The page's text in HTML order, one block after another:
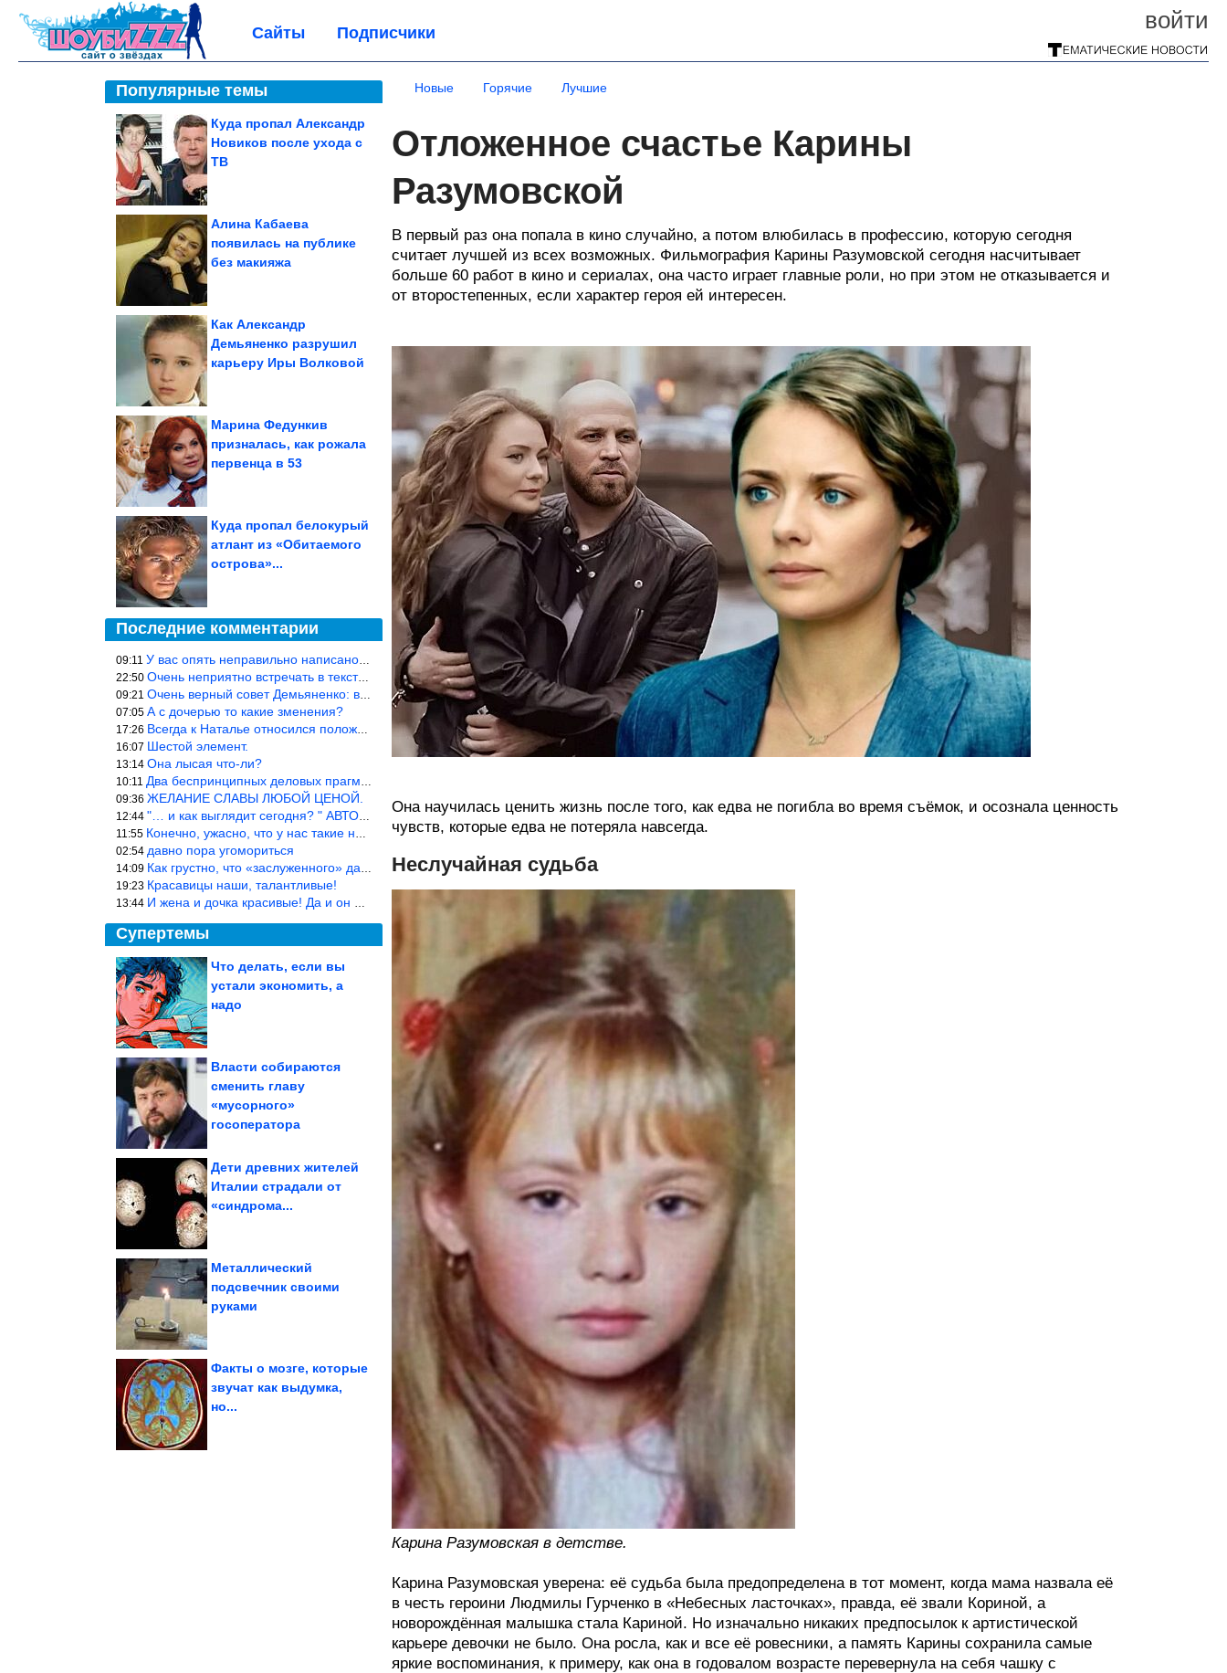
войти
Сайты Подписчики
Популярные темы
Куда пропал Александр
Новиков после ухода с
ТВ
Алина Кабаева
появилась на публике
без макияжа
Как Александр
Демьяненко разрушил
карьеру Иры Волковой
Марина Федункив
призналась, как рожала
первенца в 53
Куда пропал белокурый
атлант из «Обитаемого
острова»...
Последние комментарии
09:11 У вас опять неправильно написано. Первым мужем Гузеевой был Илья
22:50 Очень неприятно встречать в текстах откровенное враньё… Конкретн
09:21 Очень верный совет Демьяненко: в этой среде надо либо иметь зубы
07:05 А с дочерью то какие зменения?
17:26 Всегда к Наталье относился положительно… Время покажет, что буде
16:07 Шестой элемент.
13:14 Она лысая что-ли?
10:11 Два беспринципных деловых прагматика нашли друг друга и «остепен
09:36 ЖЕЛАНИЕ СЛАВЫ ЛЮБОЙ ЦЕНОЙ.
12:44 "… и как выглядит сегодня? " АВТОР, РЕДАКТОР — ВЫ ЧТО
11:55 Конечно, ужасно, что у нас такие недалёкие и прямые люди… Как мо
02:54 давно пора угомориться
14:09 Как грустно, что «заслуженного» дают не заслуженно, а (чаще) по-
19:23 Красавицы наши, талантливые!
13:44 И жена и дочка красивые! Да и он настоящий мужик!
Супертемы
Что делать, если вы
устали экономить, а
надо
Чем вода из колодцев и
Власти собираются
cменить главу
«мусорного»
госоператора
Дети древних жителей
Италии страдали от
«синдрома...
Металлический
подсвечник своими
руками
Для крупнейшего
Факты о мозге, которые
звучат как выдумка,
но...
года повысят пенсии и
Новые Горячие Лучшие
Отложенное счастье Карины
Разумовской
В первый раз она попала в кино случайно, а потом влюбилась в профессию, которую сегодня
считает лучшей из всех возможных. Фильмография Карины Разумовской сегодня насчитывает
больше 60 работ в кино и сериалах, она часто играет главные роли, но при этом не отказывается и
от второстепенных, если характер героя ей интересен.
Она научилась ценить жизнь после того, как едва не погибла во время съёмок, и осознала ценность
чувств, которые едва не потеряла навсегда.
Неслучайная судьба
Карина Разумовская в детстве.
Карина Разумовская уверена: её судьба была предопределена в тот момент, когда мама назвала её
в честь героини Людмилы Гурченко в «Небесных ласточках», правда, её звали Кориной, а
новорождённая малышка стала Кариной. Но изначально никаких предпосылок к артистической
карьере девочки не было. Она росла, как и все её ровесники, а память Карины сохранила самые
яркие воспоминания, к примеру, как она в годовалом возрасте перевернула на себя чашку с